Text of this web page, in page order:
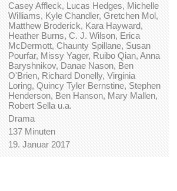
Casey Affleck, Lucas Hedges, Michelle
Williams, Kyle Chandler, Gretchen Mol,
Matthew Broderick, Kara Hayward,
Heather Burns, C. J. Wilson, Erica
McDermott, Chaunty Spillane, Susan
Pourfar, Missy Yager, Ruibo Qian, Anna
Baryshnikov, Danae Nason, Ben
O'Brien, Richard Donelly, Virginia
Loring, Quincy Tyler Bernstine, Stephen
Henderson, Ben Hanson, Mary Mallen,
Robert Sella u.a.
Drama
137 Minuten
19. Januar 2017